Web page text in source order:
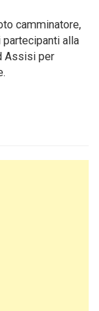
camminatore,
alla
Assisi per